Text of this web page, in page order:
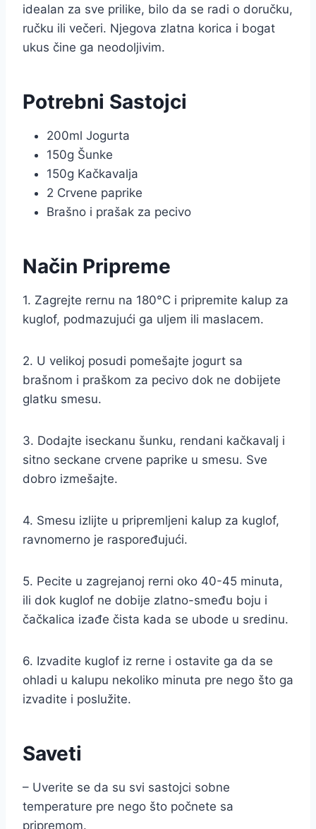
idealan za sve prilike, bilo da se radi o doručku,
ručku ili večeri. Njegova zlatna korica i bogat
ukus čine ga neodoljivim.
Potrebni Sastojci
200ml Jogurta
150g Šunke
150g Kačkavalja
2 Crvene paprike
Brašno i prašak za pecivo
Način Pripreme
1. Zagrejte rernu na 180°C i pripremite kalup za
kuglof, podmazujući ga uljem ili maslacem.
2. U velikoj posudi pomešajte jogurt sa
brašnom i praškom za pecivo dok ne dobijete
glatku smesu.
3. Dodajte iseckanu šunku, rendani kačkavalj i
sitno seckane crvene paprike u smesu. Sve
dobro izmešajte.
4. Smesu izlijte u pripremljeni kalup za kuglof,
ravnomerno je raspoređujući.
5. Pecite u zagrejanoj rerni oko 40-45 minuta,
ili dok kuglof ne dobije zlatno-smeđu boju i
čačkalica izađe čista kada se ubode u sredinu.
6. Izvadite kuglof iz rerne i ostavite ga da se
ohladi u kalupu nekoliko minuta pre nego što ga
izvadite i poslužite.
Saveti
– Uverite se da su svi sastojci sobne
temperature pre nego što počnete sa
pripremom.